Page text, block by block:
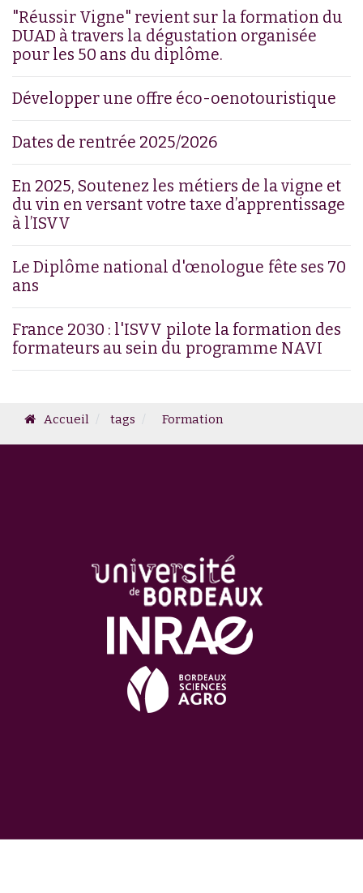
"Réussir Vigne" revient sur la formation du
DUAD à travers la dégustation organisée
pour les 50 ans du diplôme.
Développer une offre éco-oenotouristique
Dates de rentrée 2025/2026
En 2025, Soutenez les métiers de la vigne et
du vin en versant votre taxe d’apprentissage
à l’ISVV
Le Diplôme national d'œnologue fête ses 70
ans
France 2030 : l'ISVV pilote la formation des
formateurs au sein du programme NAVI
Accueil tags Formation